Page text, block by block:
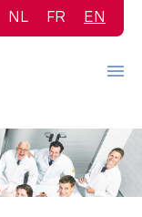
NL FR EN